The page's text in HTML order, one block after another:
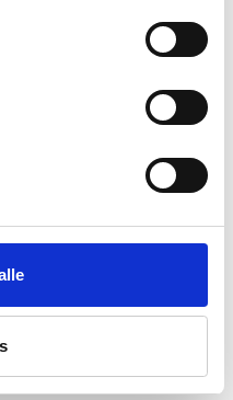
den til et oplagt valgt til en
bruge den til hverdag, men
16 liter, og rygsækken er
har Maya en strækbar
en trøje eller jakke.
håndtag i toppen, som gør
på rygsækken.
samt en indvendig
og nøgleklemme.